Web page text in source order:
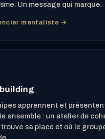
Un message qui marque.
mentaliste →
apprennent et
ensemble : un atelier de
sa place et où le